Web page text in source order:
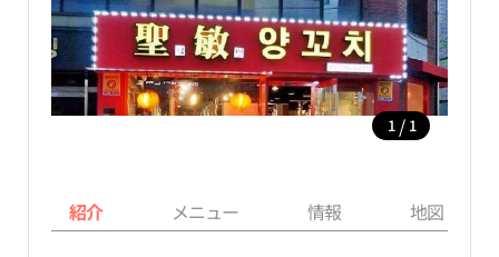
1 / 1
紹介 メニュー 情報 地図